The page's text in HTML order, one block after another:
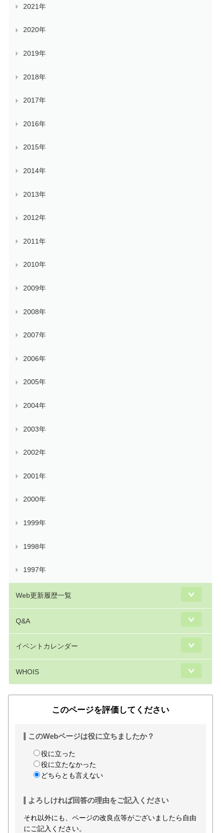
2021年
2020年
2019年
2018年
2017年
2016年
2015年
2014年
2013年
2012年
2011年
2010年
2009年
2008年
2007年
2006年
2005年
2004年
2003年
2002年
2001年
2000年
1999年
1998年
1997年
Web更新履歴一覧
Q&A
イベントカレンダー
WHOIS
このページを評価してください
このWebページは役に立ちましたか？
役に立った
役に立たなかった
どちらとも言えない
よろしければ回答の理由をご記入ください
それ以外にも、ページの改良点等がございましたら自由
にご記入ください。